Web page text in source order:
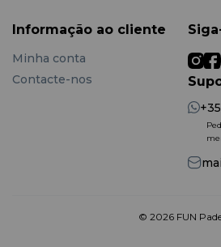
Informação ao cliente
Minha conta
Contacte-nos
© 2026 FUN